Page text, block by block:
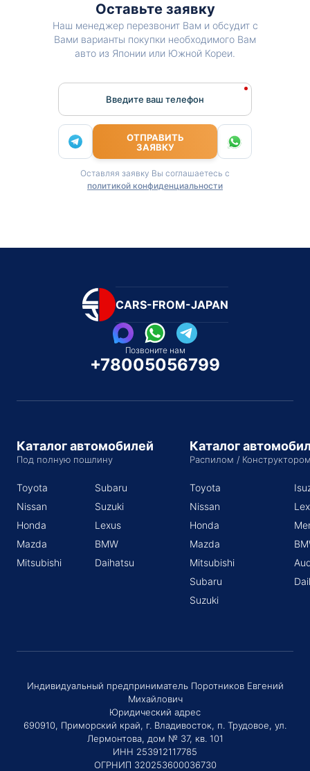
Оставьте заявку
Наш менеджер перезвонит Вам и обсудит с
Вами варианты покупки необходимого Вам
авто из Японии или Южной Кореи.
Введите ваш телефон
ОТПРАВИТЬ
ЗАЯВКУ
Оставляя заявку Вы соглашаетесь с
политикой конфиденциальности
CARS-FROM-JAPAN
Позвоните нам
+78005056799
Каталог автомобилей
Под полную пошлину
Toyota
Nissan
Honda
Mazda
Mitsubishi
Subaru
Suzuki
Lexus
BMW
Daihatsu
Каталог
Распилом /
Toyota
Nissan
Honda
Mazda
Mitsubishi
Subaru
Suzuki
Индивидуальный предприниматель Поротников Евгений
Михайлович
Юридический адрес
690910, Приморский край, г. Владивосток, п. Трудовое, ул.
Лермонтова, дом № 37, кв. 101
ИНН 253912117785
ОГРНИП 320253600036730